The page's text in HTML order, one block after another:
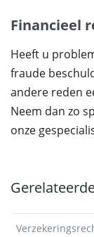
Financieel
Heeft u
fraude
andere reden
Neem dan zo
onze